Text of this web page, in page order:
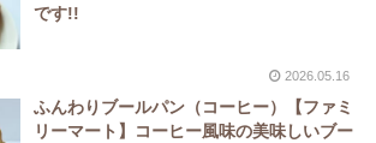
です!!
2026.05.16
ふんわりブールパン（コーヒー）【ファミ
リーマート】コーヒー風味の美味しいブー